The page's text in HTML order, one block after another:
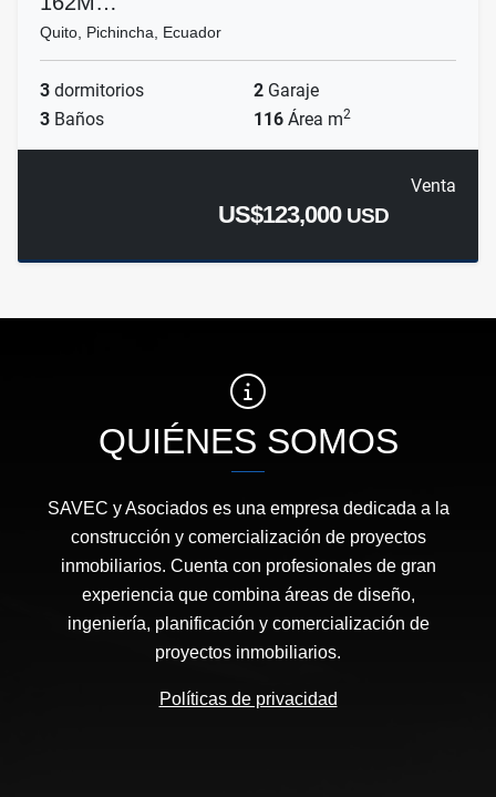
Quito, Pichincha, Ecuador
3 dormitorios 2 Garaje
3 Baños 116 Área m2
Venta
US$123,000 USD
QUIÉNES SOMOS
SAVEC y Asociados es una empresa dedicada a la
construcción y comercialización de proyectos
inmobiliarios. Cuenta con profesionales de gran
experiencia que combina áreas de diseño,
ingeniería, planificación y comercialización de
proyectos inmobiliarios.
Políticas de privacidad